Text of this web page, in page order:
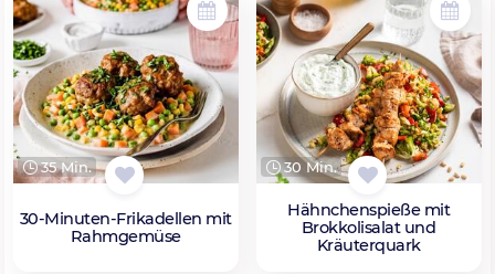
35 Min.
30-Minuten-Frikadellen mit
Rahmgemüse
30 Min.
Hähnchenspieße mit
Brokkolisalat und
Kräuterquark